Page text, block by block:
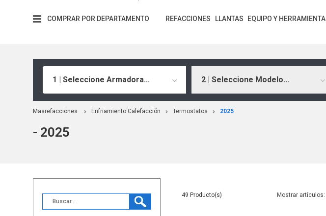
COMPRAR POR DEPARTAMENTO REFACCIONES LLANTAS EQUIPO Y
1 | Seleccione Armadora... 2 | Seleccione Modelo...
Masrefacciones Enfriamiento Calefacción Termostatos 2025
- 2025
49 Mostrar artículos: